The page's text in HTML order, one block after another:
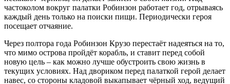
частоколом вокруг палатки Робинзон работает год, отрываясь
каждый день только на поиски пищи. Периодически героя
посещает отчаяние.
Через полтора года Робинзон Крузо перестаёт надеяться на то,
что мимо острова пройдёт корабль, и ставит перед собой
новую цель – как можно лучше обустроить свою жизнь в
текущих условиях. Над двориком перед палаткой герой делает
навес, со стороны кладовой выкапывает чёрный ход, ведущий